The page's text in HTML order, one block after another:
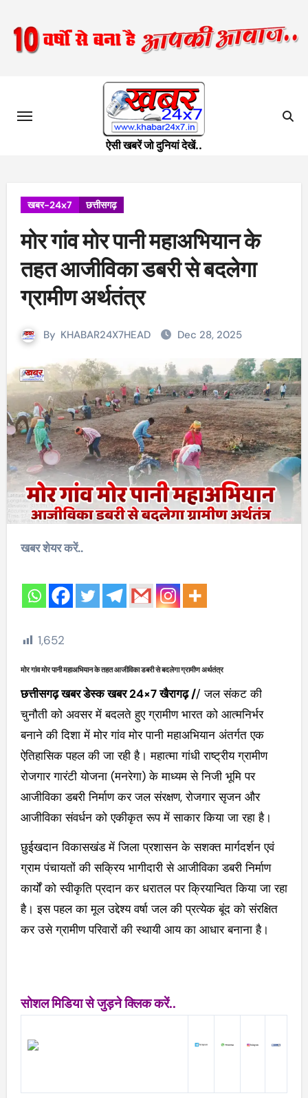
content
ऐसी खबरें जो दुनियां देखें..
खबर-24x7 छत्तीसगढ़
मोर गांव मोर पानी महाअभियान के
तहत आजीविका डबरी से बदलेगा
ग्रामीण अर्थतंत्र
By KHABAR24X7HEAD Dec 28, 2025
खबर शेयर करें..
1,652
मोर गांव मोर पानी महाअभियान के तहत आजीविका डबरी से बदलेगा ग्रामीण अर्थतंत्र
छत्तीसगढ़ खबर डेस्क खबर 24×7 खैरागढ़ // जल संकट की
चुनौती को अवसर में बदलते हुए ग्रामीण भारत को आत्मनिर्भर
बनाने की दिशा में मोर गांव मोर पानी महाअभियान अंतर्गत एक
ऐतिहासिक पहल की जा रही है। महात्मा गांधी राष्ट्रीय ग्रामीण
रोजगार गारंटी योजना (मनरेगा) के माध्यम से निजी भूमि पर
आजीविका डबरी निर्माण कर जल संरक्षण, रोजगार सृजन और
आजीविका संवर्धन को एकीकृत रूप में साकार किया जा रहा है।
छुईखदान विकासखंड में जिला प्रशासन के सशक्त मार्गदर्शन एवं
ग्राम पंचायतों की सक्रिय भागीदारी से आजीविका डबरी निर्माण
कार्यों को स्वीकृति प्रदान कर धरातल पर क्रियान्वित किया जा रहा
है। इस पहल का मूल उद्देश्य वर्षा जल की प्रत्येक बूंद को संरक्षित
कर उसे ग्रामीण परिवारों की स्थायी आय का आधार बनाना है।
सोशल मिडिया से जुड़ने क्लिक करें..